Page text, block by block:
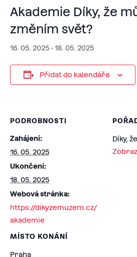
Akademie Díky, že
změním svět?
16. 05. 2025-18. 05. 2025
Přidat do kalendáře
PODROBNOSTI
Zahájení:
16. 05. 2025
Ukončení:
18. 05. 2025
Webová stránka:
https://dikyzemuzem.cz/
akademie
MÍSTO KONÁNÍ
Praha
Díky,